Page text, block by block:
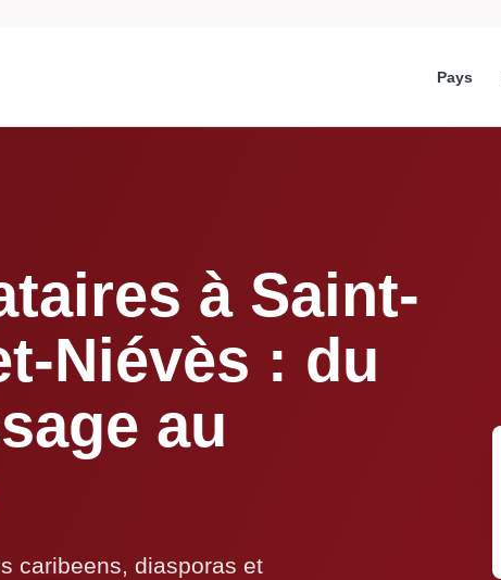
Pays
à Saint-
Niévès : du
au
caribeens, diasporas et